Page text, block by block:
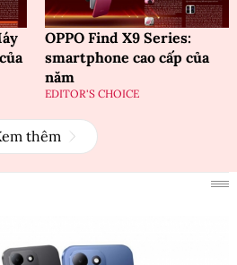
OPPO Find X9 Series:
smartphone cao cấp của
năm
EDITOR'S CHOICE
thêm